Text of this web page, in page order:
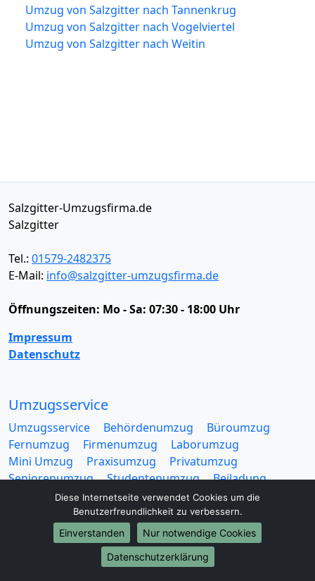
Umzug von Salzgitter nach Tannenkrug
Umzug von Salzgitter nach Vogelviertel
Umzug von Salzgitter nach Weitin
Salzgitter-Umzugsfirma.de
Salzgitter
Tel.: 01579-2482375
E-Mail: info@salzgitter-umzugsfirma.de
Öffnungszeiten: Mo - Sa: 07:30 - 18:00 Uhr
Impressum
Datenschutz
Umzugsservice
Umzugsservice Behördenumzug
Büroumzug
Fernumzug
Firmenumzug
Laborumzug
Mini Umzug
Praxisumzug
Privatumzug
Seniorenumzug
Studentenumzug
Beiladung
Entrümpelung
Halteverbotszone
Klaviertransport
Haushaltsauflösung
Möbeltaxi
Möbelmitfahrzentrale
Umzugskartons
Diese Internetseite verwendet Cookies um die
Benutzerfreundlichkeit zu verbessern.
Einverstanden
Nur notwendige Cookies
Datenschutzerklärung